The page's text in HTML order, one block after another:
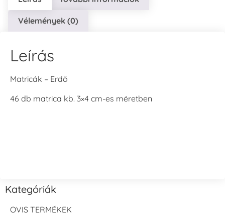
Vélemények (0)
Leírás
Matricák – Erdő
46 db matrica kb. 3×4 cm-es méretben
Kategóriák
OVIS TERMÉKEK